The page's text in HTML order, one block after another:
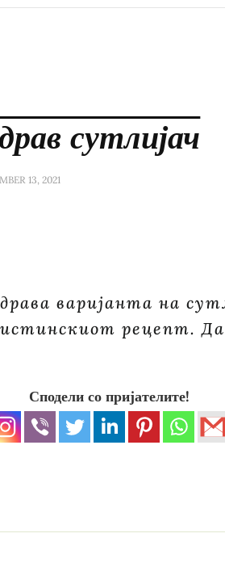
сутлијач
13, 2021
варијанта на
рецепт.
Сподели со пријателите!